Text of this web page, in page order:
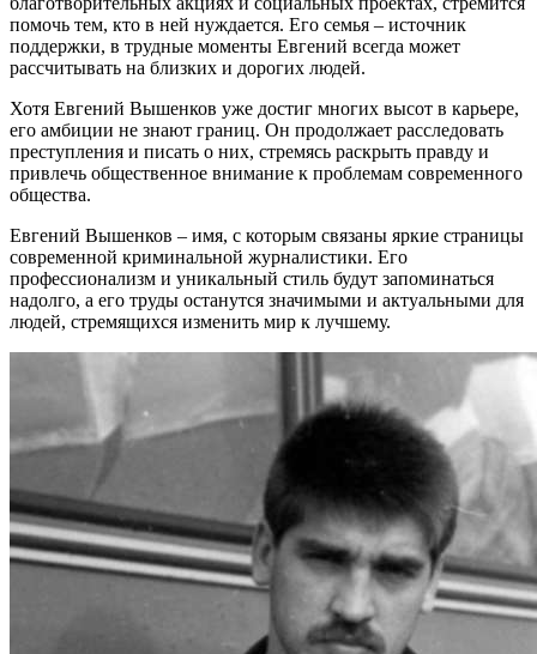
помочь тем, кто в ней нуждается. Его семья – источник
поддержки, в трудные моменты Евгений всегда может
рассчитывать на близких и дорогих людей.
Хотя Евгений Вышенков уже достиг многих высот в карьере,
его амбиции не знают границ. Он продолжает расследовать
преступления и писать о них, стремясь раскрыть правду и
привлечь общественное внимание к проблемам современного
общества.
Евгений Вышенков – имя, с которым связаны яркие страницы
современной криминальной журналистики. Его
профессионализм и уникальный стиль будут запоминаться
надолго, а его труды останутся значимыми и актуальными для
людей, стремящихся изменить мир к лучшему.